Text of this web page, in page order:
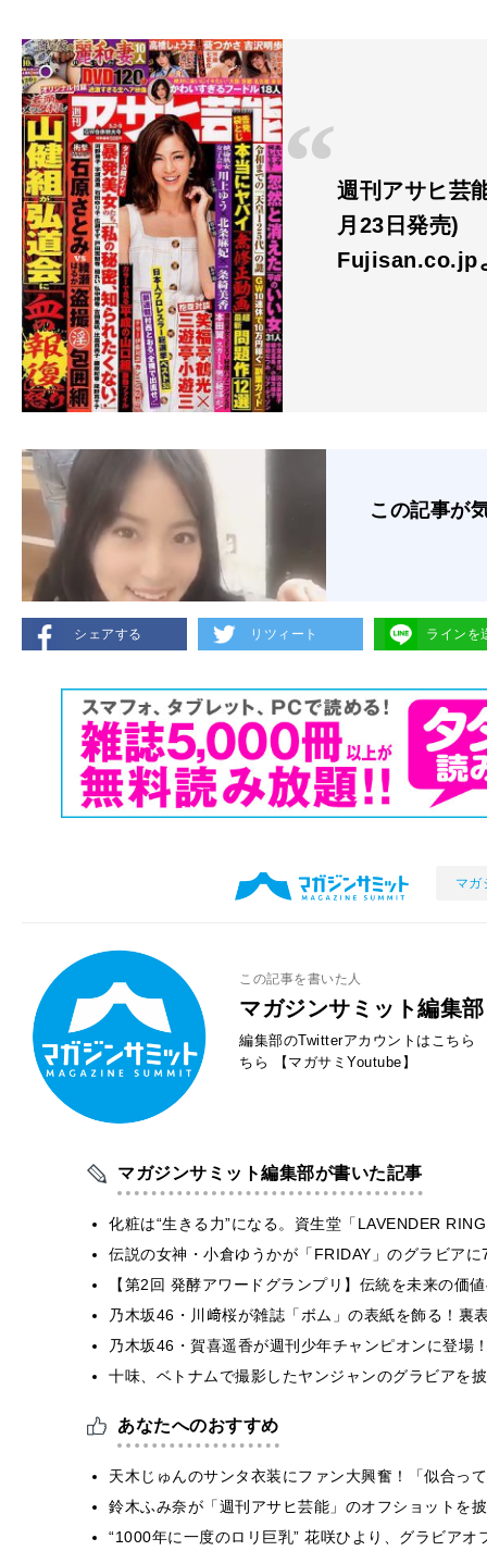
週刊アサヒ芸
月23日発売)
Fujisan.co.jp
この記事が
シェアする リツィート ラインを
マガ
この記事を書いた人
マガジンサミット編集部
編集部のTwitterアカウントはこちら
ちら
【マガサミYoutube】
マガジンサミット編集部が書いた記事
化粧は“生きる力”になる。資生堂「LAVENDER
伝説の女神・小倉ゆうかが「FRIDAY」のグラビア
【第2回 発酵アワードグランプリ】伝統を未来の価
乃木坂46・川﨑桜が雑誌「ボム」の表紙を飾る！裏
乃木坂46・賀喜遥香が週刊少年チャンピオンに登
十味、ベトナムで撮影したヤンジャンのグラビアを
あなたへのおすすめ
天木じゅんのサンタ衣装にファン大興奮！「似合っ
鈴木ふみ奈が「週刊アサヒ芸能」のオフショットを
“1000年に一度のロリ巨乳” 花咲ひより、グラビア